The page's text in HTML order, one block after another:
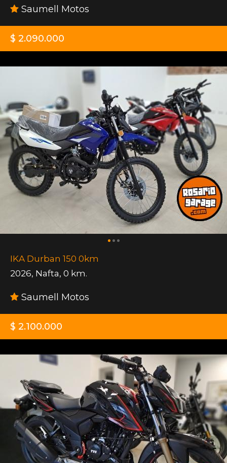
Saumell Motos
$ 2.090.000
IKA Durban 150 0km
2026, Nafta, 0 km.
Saumell Motos
$ 2.100.000